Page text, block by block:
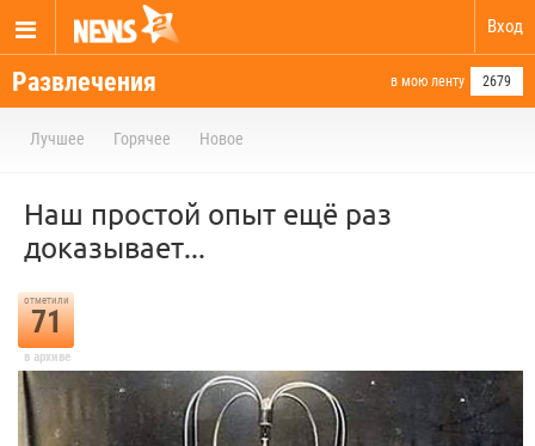
Вход
Развлечения в мою ленту 2679
Лучшее Горячее Новое
Наш простой опыт ещё раз
доказывает...
отметили
71
в архиве